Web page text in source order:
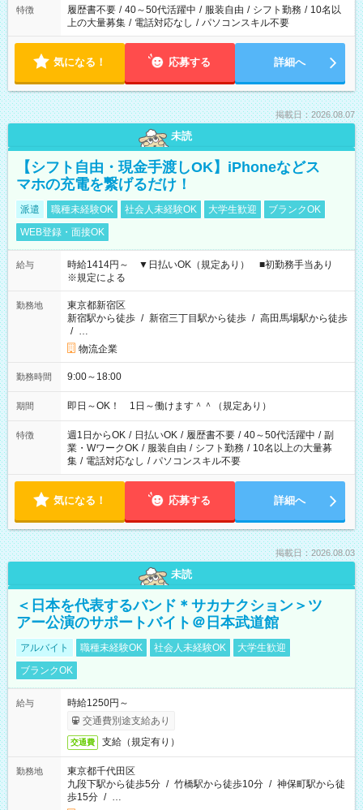
特徴 履歴書不要 / 40～50代活躍中 / 服装自由 / シフト勤務 / 10名以
上の大量募集 / 電話対応なし / パソコンスキル不要
気になる！ 応募する 詳細へ
掲載日：2026.08.07
未読
【シフト自由・現金手渡しOK】iPhoneなどス
マホの充電を繋げるだけ！
派遣 職種未経験OK 社会人未経験OK 大学生歓迎
ブランクOK
WEB登録・面接OK
給与
時給1414円～ ▼日払いOK（規定あり） ■初勤務手当あり
※規定による
勤務地
東京都新宿区
新宿駅から徒歩 / 新宿三丁目駅から徒歩 / 高田馬場駅から徒歩
/ …
物流企業
勤務時間 9:00～18:00
期間 即日～OK！ 1日～働けます＾＾（規定あり）
特徴 週1日からOK / 日払いOK / 履歴書不要 / 40～50代活躍中 / 副
業・WワークOK / 服装自由 / シフト勤務 / 10名以上の大量募
集 / 電話対応なし / パソコンスキル不要
気になる！ 応募する 詳細へ
掲載日：2026.08.03
未読
＜日本を代表するバンド＊サカナクション＞ツ
アー公演のサポートバイト＠日本武道館
アルバイト 職種未経験OK 社会人未経験OK
大学生歓迎
ブランクOK
給与
時給1250円～
交通費別途支給あり
交通費 支給（規定有り）
勤務地
東京都千代田区
九段下駅から徒歩5分 / 竹橋駅から徒歩10分 / 神保町駅から徒
歩15分 / …